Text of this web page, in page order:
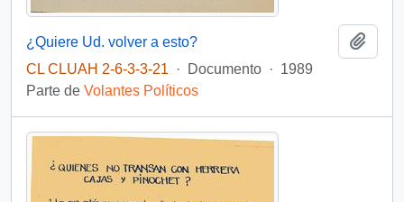
¿Quiere Ud. volver a esto?
CL CLUAH 2-6-3-3-21
· Documento · 1989
Parte de Volantes Políticos